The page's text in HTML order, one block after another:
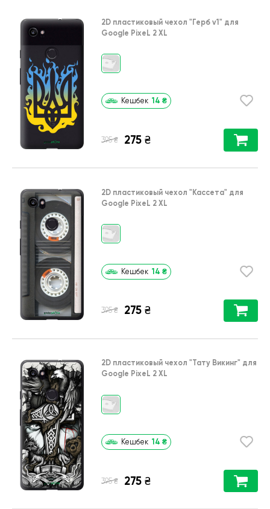
2D пластиковый чехол "Герб v1" для
Google PixeL 2 XL
Кешбек 14 ₴
395 ₴ 275 ₴
2D пластиковый чехол "Кассета" для
Google PixeL 2 XL
Кешбек 14 ₴
395 ₴ 275 ₴
2D пластиковый чехол "Тату Викинг" для
Google PixeL 2 XL
Кешбек 14 ₴
395 ₴ 275 ₴